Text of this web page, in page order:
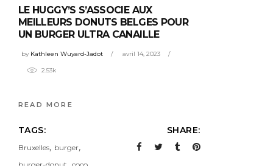
LE HUGGY’S S’ASSOCIE AUX
MEILLEURS DONUTS BELGES POUR
UN BURGER ULTRA CANAILLE
by Kathleen Wuyard-Jadot avril 14, 2023
2.53k
READ MORE
TAGS:
Bruxelles, burger,
SHARE: